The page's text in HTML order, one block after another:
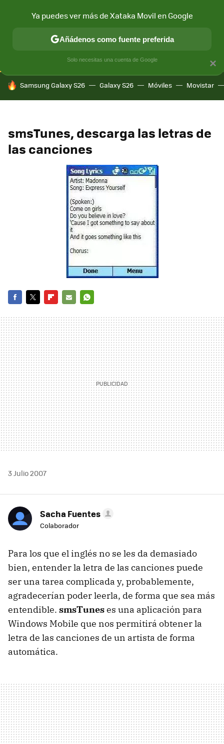
CONECTIVIDAD MÓVIL Y SOCIEDAD APLICACIONES
HOY SE HABLA DE
Samsung Galaxy S26 Galaxy S26 Móviles Movistar
smsTunes, descarga las letras de
las canciones
MAIL
3 Julio 2007
Sacha Fuentes
Colaborador
Para los que el inglés no se les da demasiado
bien, entender la letra de las canciones puede
ser una tarea complicada y, probablemente,
agradecerían poder leerla, de forma que sea más
entendible. smsTuneses una aplicación para
Windows Mobile que nos permitirá obtener la
letra de las canciones de un artista de forma
automática.
×
Ya puedes ver más de Xataka Movil en Google
Añádenos como fuente preferida
Solo necesitas una cuenta de Google